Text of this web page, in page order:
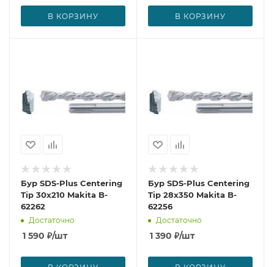
В КОРЗИНУ В КОРЗИНУ
Бур SDS-Plus Centering
Tip 30x210 Makita B-
62262
Достаточно
1 590 ₽/шт
Бур SDS-Plus Centering
Tip 28x350 Makita B-
62256
Достаточно
1 390 ₽/шт